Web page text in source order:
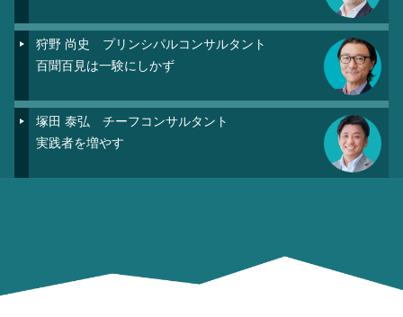
狩野 尚史
プリンシパルコンサルタント
百聞百見は一験にしかず
塚田 泰弘
チーフコンサルタント
実践者を増やす